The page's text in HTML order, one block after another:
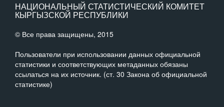
НАЦИОНАЛЬНЫЙ СТАТИСТИЧЕСКИЙ КОМИТЕТ
КЫРГЫЗСКОЙ РЕСПУБЛИКИ
© Все права защищены, 2015
Пользователи при использовании данных официальной
статистики и соответствующих метаданных обязаны
ссылаться на их источник. (ст. 30 Закона об официальной
статистике)